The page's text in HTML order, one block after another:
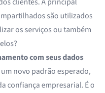
são utilizados
os serviços ou também
com seus dados
novo padrão esperado,
confiança empresarial. É o